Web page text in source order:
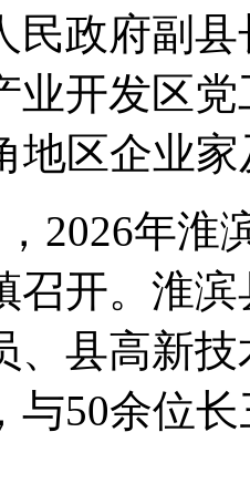
民政府副
业开发区
地区企业
年淮
召开。淮
、县高新
与50余位